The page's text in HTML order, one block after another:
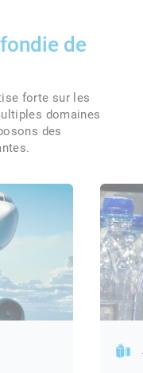
de
forte sur les
domaines
des